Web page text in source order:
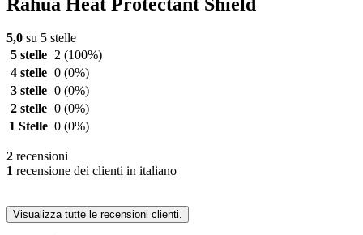
5,0 su 5 stelle
5 stelle 2 (100%)
4 stelle 0 (0%)
3 stelle 0 (0%)
2 stelle 0 (0%)
1 Stelle 0 (0%)
2 recensioni
1 recensione dei clienti in italiano
Visualizza tutte le recensioni clienti.